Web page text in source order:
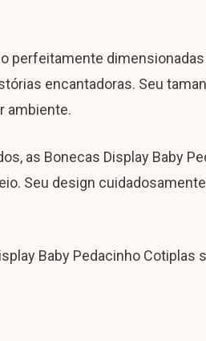
perfeitamente
encantadoras. Seu
ambiente.
as Bonecas Display Baby
Seu design
Baby Pedacinho